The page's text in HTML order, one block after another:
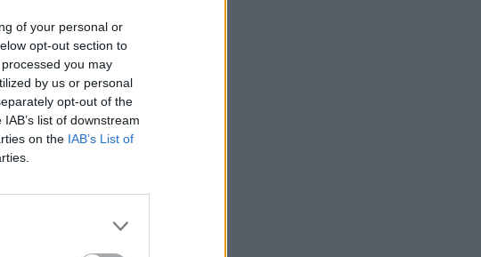
of your personal or
opt-out section to
you may
by us or personal
opt-out of the
list of downstream
on the IAB’s List of
tik vandenilio
tiek
į žaliojo